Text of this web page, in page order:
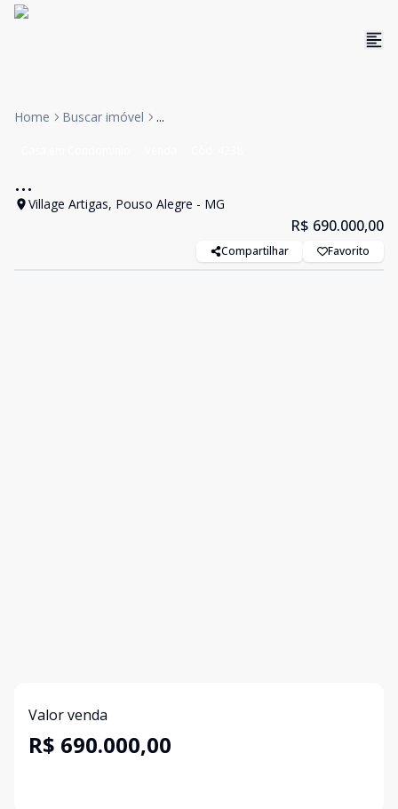
Home Buscar imóvel ...
...
Village Artigas, Pouso Alegre - MG
R$ 690.000,00
Compartilhar Favorito
Valor venda
R$ 690.000,00